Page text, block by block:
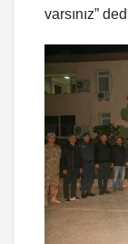
varsınız”